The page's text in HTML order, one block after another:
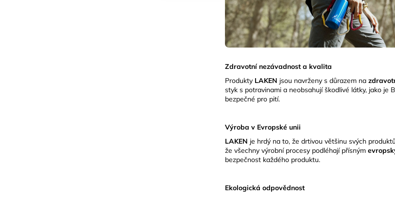
Zdravotní nezávadnost a kvalita
Produkty LAKEN jsou navrženy s důrazem na
styk s potravinami a neobsahují škodlivé látky, jako je
bezpečné pro pití.
Výroba v Evropské unii
LAKEN je hrdý na to, že drtivou většinu svých
že všechny výrobní procesy podléhají přísným
bezpečnost každého produktu.
Ekologická odpovědnost